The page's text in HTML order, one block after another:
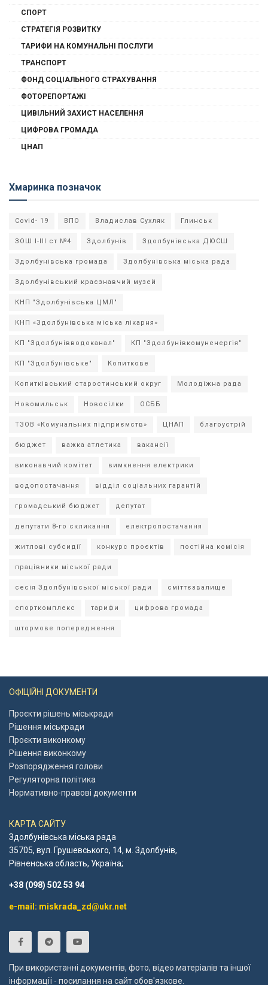
СПОРТ
СТРАТЕГІЯ РОЗВИТКУ
ТАРИФИ НА КОМУНАЛЬНІ ПОСЛУГИ
ТРАНСПОРТ
ФОНД СОЦІАЛЬНОГО СТРАХУВАННЯ
ФОТОРЕПОРТАЖІ
ЦИВІЛЬНИЙ ЗАХИСТ НАСЕЛЕННЯ
ЦИФРОВА ГРОМАДА
ЦНАП
Хмаринка позначок
Covid- 19 ВПО Владислав Сухляк Глинськ
ЗОШ І-ІІІ ст №4 Здолбунів Здолбунівська ДЮСШ
Здолбунівська громада Здолбунівська міська рада
Здолбунівський краєзнавчий музей
КНП "Здолбунівська ЦМЛ"
КНП «Здолбунівська міська лікарня»
КП "Здолбунівводоканал" КП "Здолбунівкомуненергія"
КП "Здолбунівське" Копиткове
Копитківський старостинський округ Молодіжна рада
Новомильськ Новосілки ОСББ
ТЗОВ «Комунальних підприємств» ЦНАП благоустрій
бюджет важка атлетика вакансії
виконавчий комітет вимкнення електрики
водопостачання відділ соціальних гарантій
громадський бюджет депутат
депутати 8-го скликання електропостачання
житлові субсидії конкурс проєктів постійна комісія
працівники міської ради
сесія Здолбунівської міської ради сміттєзвалище
спорткомплекс тарифи цифрова громада
штормове попередження
ОФІЦІЙНІ ДОКУМЕНТИ
Проєкти рішень міськради
Рішення міськради
Проєкти виконкому
Рішення виконкому
Розпорядження голови
Регуляторна політика
Нормативно-правові документи
КАРТА САЙТУ
Здолбунівська міська рада
35705, вул. Грушевського, 14, м. Здолбунів,
Рівненська область, Україна;
+38 (098) 502 53 94
e-mail: miskrada_zd@ukr.net
При використанні документів, фото, відео матеріалів та іншої
інформації - посилання на сайт обов'язкове.